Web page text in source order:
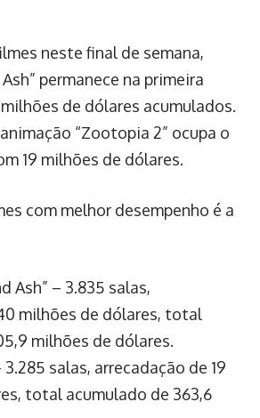
neste final de semana,
permanece na primeira
de dólares acumulados.
“Zootopia 2” ocupa o
19 milhões de dólares.
com melhor desempenho é a
Ash” – 3.835 salas,
milhões de dólares, total
milhões de dólares.
salas, arrecadação de 19
total acumulado de 363,6